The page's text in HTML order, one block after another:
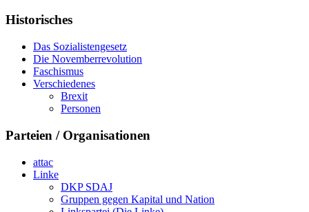
Historisches
Das Sozialistengesetz
Die Novemberrevolution
Faschismus
Verschiedenes
Brexit
Personen
Parteien / Organisationen
attac
Linke
DKP SDAJ
Gruppen gegen Kapital und Nation